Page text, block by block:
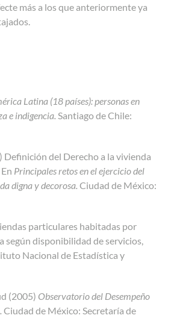
más a los que anteriormente ya
Latina (18 países): personas en
e indigencia. Santiago de Chile:
Definición del Derecho a la vivienda
Principales retos en el ejercicio del
digna y decorosa. Ciudad de México:
particulares habitadas por
según disponibilidad de servicios,
Nacional de Estadística y
(2005) Observatorio del Desempeño
Ciudad de México: Secretaría de